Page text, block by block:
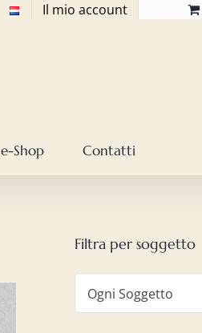
Il mio account
e-Shop Contatti
Filtra per soggetto
Ogni Soggetto